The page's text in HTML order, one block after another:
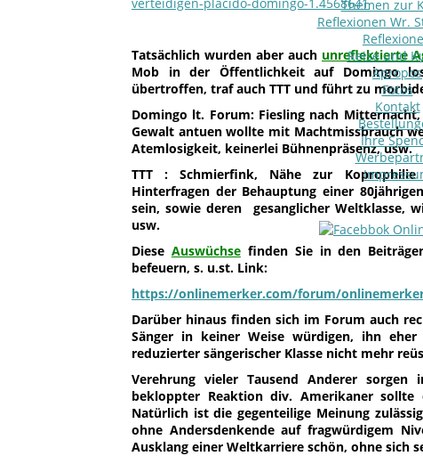
Themen zur
Reflexionen Wr.
Reise und
Apropos
Fotos
Kontakt
Ihre
Tatsächlich wurden aber auch unreflektierte
Mob in der Öffentlichkeit auf Domingo
übertroffen, traf auch TTT und führt zu
Domingo lt. Forum: Fiesling nach
Gewalt antuen wollte mit Machtmissbrauch
Atemlosigkeit, keinerlei Bühnenpräsenz, usw.
TTT : Schmierfink, Nähe zur Koprophilie
Hinterfragen der Behauptung einer
sein, sowie deren gesanglicher Weltklasse,
usw.
Diese Auswüchsefinden Sie in den
befeuern, s. u.st. Link:
https://onlinemerker.com/forum/
Darüber hinaus finden sich im Forum auch
Sänger in keiner Weise würdigen, ihn eher
reduzierter sängerischer Klasse nicht mehr
Verehrung vieler Tausend Anderer
bekloppter Reaktion div. Amerikaner
Natürlich ist die gegenteilige Meinung
ohne Andersdenkende auf fragwürdigem
Ausklang einer Weltkarriere schön, ohne sich